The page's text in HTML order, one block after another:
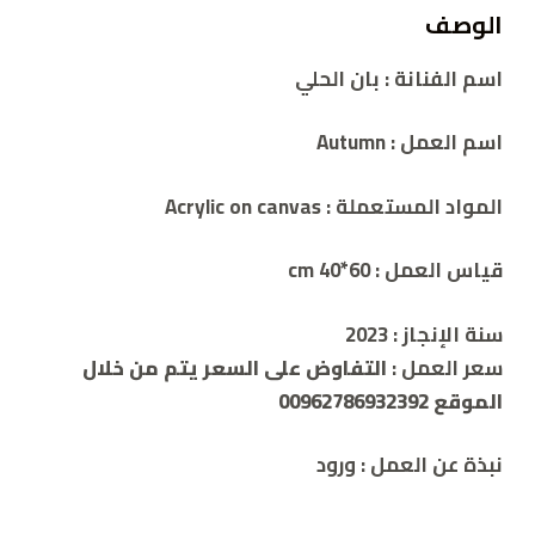
الوصف
اسم الفنانة :بان الحلي
اسم العمل :Autumn
المواد المستعملة :Acrylic on canvas
قياس العمل : cm40*60
سنة الإنجاز :2023
سعر العمل :التفاوض على السعر يتم من خلال
الموقع 00962786932392
نبذةعنالعمل:ورود